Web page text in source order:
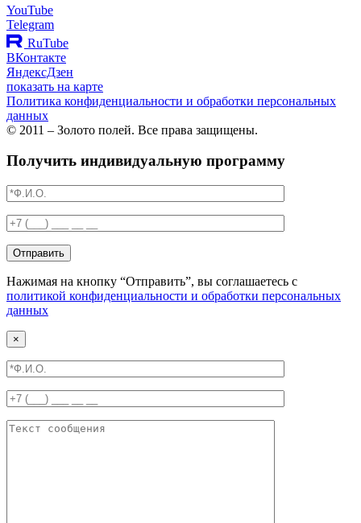
YouTube
Telegram
RuTube
ВКонтакте
ЯндексДзен
показать на карте
Политика конфиденциальности и обработки персональных
данных
© 2011 – Золото полей. Все права защищены.
Получить индивидуальную программу
Отправить
Нажимая на кнопку “Отправить”, вы соглашаетесь с
политикой конфиденциальности и обработки персональных
данных
×